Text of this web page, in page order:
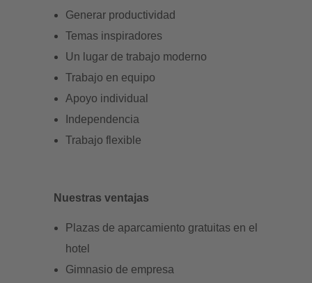
Generar productividad
Temas inspiradores
Un lugar de trabajo moderno
Trabajo en equipo
Apoyo individual
Independencia
Trabajo flexible
Nuestras ventajas
Plazas de aparcamiento gratuitas en el
hotel
Gimnasio de empresa